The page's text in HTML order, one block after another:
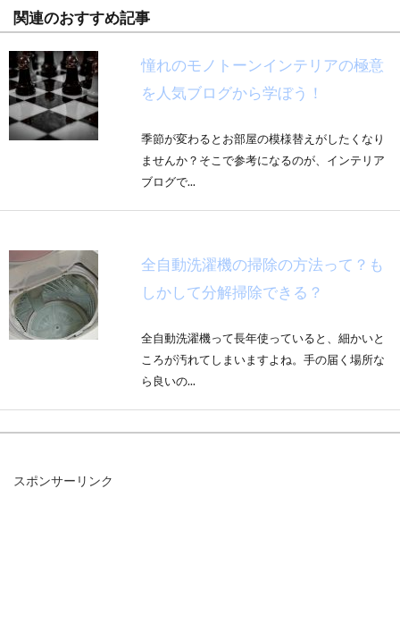
関連のおすすめ記事
憧れのモノトーンインテリアの極意
を人気ブログから学ぼう！
季節が変わるとお部屋の模様替えがしたくなり
ませんか？そこで参考になるのが、インテリア
ブログで...
全自動洗濯機の掃除の方法って？も
しかして分解掃除できる？
全自動洗濯機って長年使っていると、細かいと
ころが汚れてしまいますよね。手の届く場所な
ら良いの...
スポンサーリンク